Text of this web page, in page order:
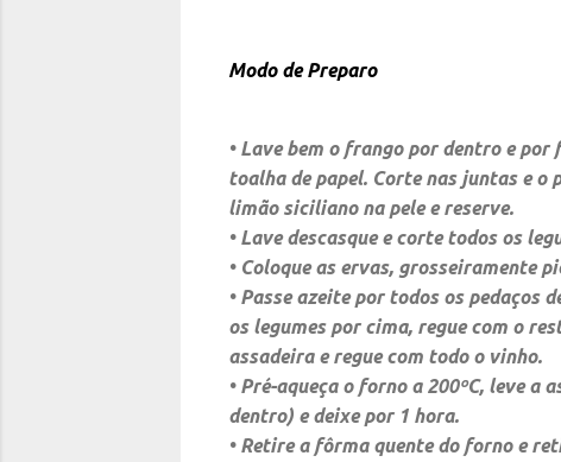
Modo de Preparo
• Lave bem o frango por dentro e por
toalha de papel. Corte nas juntas e o
limão siciliano na pele e reserve.
• Lave descasque e corte todos os
• Coloque as ervas, grosseiramente
• Passe azeite por todos os pedaços
os legumes por cima, regue com o
assadeira e regue com todo o vinho.
• Pré-aqueça o forno a 200ºC, leve
dentro) e deixe por 1 hora.
• Retire a fôrma quente do forno e